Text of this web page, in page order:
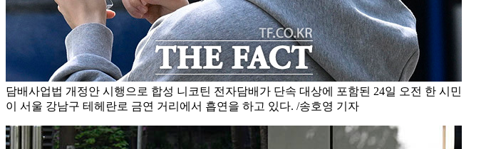
담배사업법 개정안 시행으로 합성 니코틴 전자담배가 단속 대상에 포함된 24일 오전 한 시민
이 서울 강남구 테헤란로 금연 거리에서 흡연을 하고 있다. /송호영 기자